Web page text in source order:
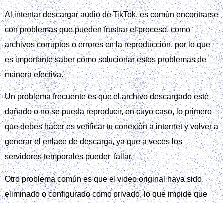
Al intentar descargar audio de TikTok, es común encontrarse
con problemas que pueden frustrar el proceso, como
archivos corruptos o errores en la reproducción, por lo que
es importante saber cómo solucionar estos problemas de
manera efectiva.
Un problema frecuente es que el archivo descargado esté
dañado o no se pueda reproducir, en cuyo caso, lo primero
que debes hacer es verificar tu conexión a internet y volver a
generar el enlace de descarga, ya que a veces los
servidores temporales pueden fallar.
Otro problema común es que el video original haya sido
eliminado o configurado como privado, lo que impide que